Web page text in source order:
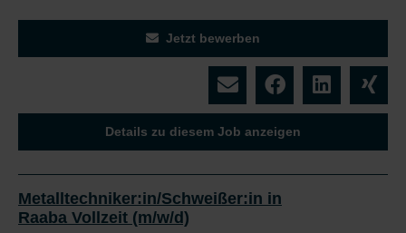
Jetzt bewerben
Details zu diesem Job anzeigen
Metalltechniker:in/Schweißer:in in
Raaba Vollzeit (m/w/d)